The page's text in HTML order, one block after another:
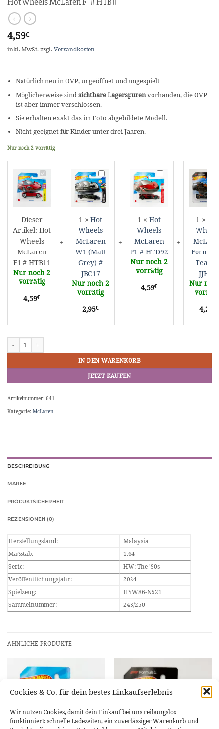
Cookies & Co. für dein bestes Einkaufserlebnis
Wir nutzen Cookies, damit dein Einkauf bei uns reibungslos
funktioniert: schnelle Ladezeiten, ein zuverlässiger Warenkorb und
Hot Wheels McLaren F1 # HTB11
4,59€
inkl. MwSt. zzgl. Versandkosten
Natürlich neu in OVP, ungeöffnet und ungespielt
Möglicherweise sind sichtbare Lagerspurenvorhanden, die OVP
ist aber immer verschlossen.
Sie erhalten exakt das im Foto abgebildete Modell.
Nicht geeignet für Kinder unter drei Jahren.
Nur noch 2 vorrätig
Hot
Wheels
McLaren
F1
HTB11
Dieser
Artikel: Hot
Wheels
McLaren
F1 # HTB11
Nur noch 2
vorrätig
4,59€
Hot
Wheels
McLaren
W1
Grey)
#
JBC17
1 × Hot
Wheels
McLaren
W1 (Matt
Grey) #
JBC17
Nur noch 2
vorrätig
2,95€
Hot
Wheels
McLaren
P1
HTD92
1 × Hot
Wheels
McLaren
P1 # HTD92
Nur noch 2
vorrätig
4,59€
1 ×
Team
JJH95
Nur
4,29
IN DEN WARENKORB
JETZT KAUFEN
Artikelnummer: 641
Kategorie: McLaren
BESCHREIBUNG
MARKE
PRODUKTSICHERHEIT
REZENSIONEN (0)
Herstellungsland:
Malaysia
Maßstab:
1:64
Serie:
HW: The ’90s
Veröffentlichungsjahr:
2024
Spielzeug:
HYW86-N521
Sammelnummer:
243/250
ÄHNLICHE PRODUKTE